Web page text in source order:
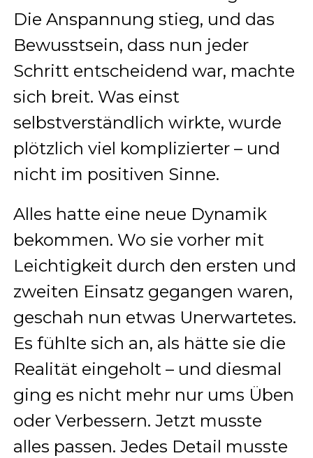
Die Anspannung stieg, und das
Bewusstsein, dass nun jeder
Schritt entscheidend war, machte
sich breit. Was einst
selbstverständlich wirkte, wurde
plötzlich viel komplizierter – und
nicht im positiven Sinne.
Alles hatte eine neue Dynamik
bekommen. Wo sie vorher mit
Leichtigkeit durch den ersten und
zweiten Einsatz gegangen waren,
geschah nun etwas Unerwartetes.
Es fühlte sich an, als hätte sie die
Realität eingeholt – und diesmal
ging es nicht mehr nur ums Üben
oder Verbessern. Jetzt musste
alles passen. Jedes Detail musste